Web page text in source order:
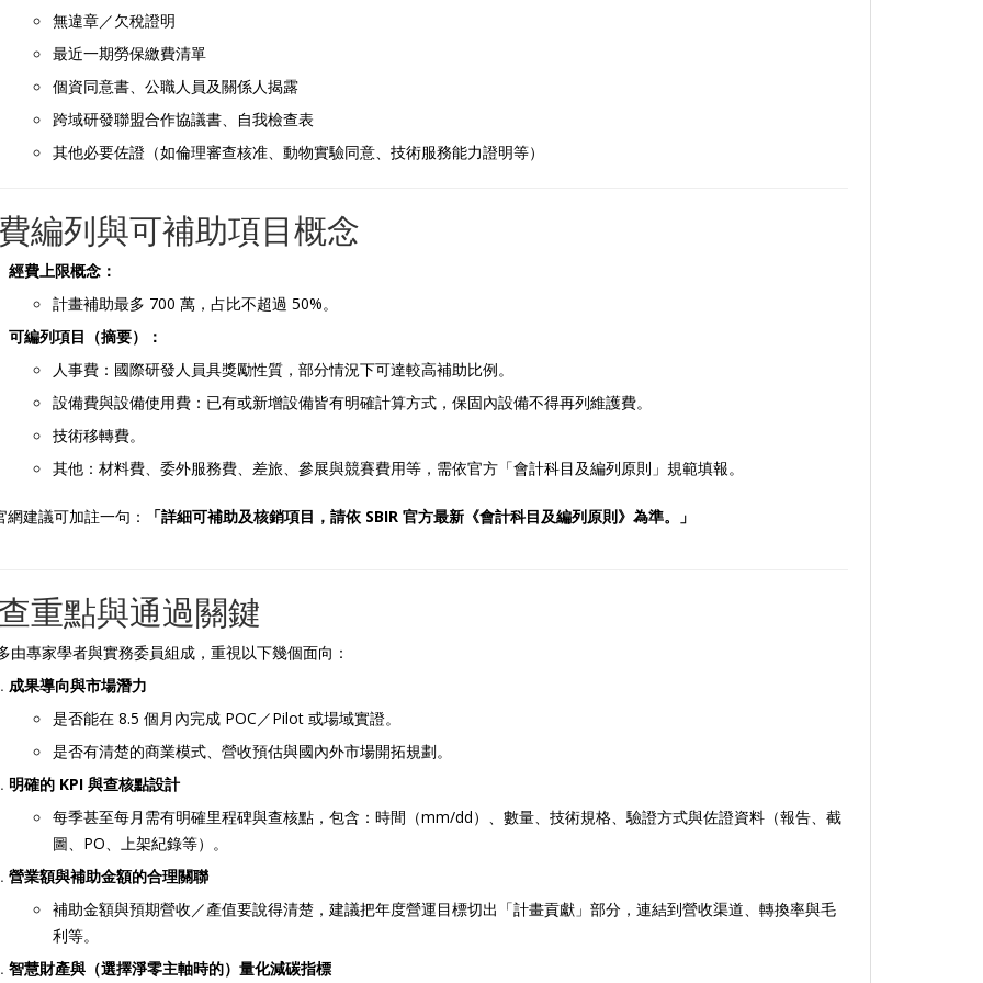
無違章／欠稅證明
最近一期勞保繳費清單
個資同意書、公職人員及關係人揭露
跨域研發聯盟合作協議書、自我檢查表
其他必要佐證（如倫理審查核准、動物實驗同意、技術服務能力證明等）
編列與可補助項目概念
經費上限概念：
計畫補助最多 700 萬，占比不超過 50%。
可編列項目（摘要）：
人事費：國際研發人員具獎勵性質，部分情況下可達較高補助比例。
設備費與設備使用費：已有或新增設備皆有明確計算方式，保固內設備不得再列維護費。
技術移轉費。
其他：材料費、委外服務費、差旅、參展與競賽費用等，需依官方「會計科目及編列原則」規範填報。
網建議可加註一句： 「詳細可補助及核銷項目，請依 SBIR 官方最新《會計科目及編列原則》為準。」
重點與通過關鍵
由專家學者與實務委員組成，重視以下幾個面向：
成果導向與市場潛力
是否能在 8.5 個月內完成 POC／Pilot 或場域實證。
是否有清楚的商業模式、營收預估與國內外市場開拓規劃。
明確的 KPI 與查核點設計
每季甚至每月需有明確里程碑與查核點，包含：時間（mm/dd）、數量、技術規格、驗證方式與佐證資料（報告、截
圖、PO、上架紀錄等）。
營業額與補助金額的合理關聯
補助金額與預期營收／產值要說得清楚，建議把年度營運目標切出「計畫貢獻」部分，連結到營收渠道、轉換率與毛
利等。
智慧財產與（選擇淨零主軸時的）量化減碳指標